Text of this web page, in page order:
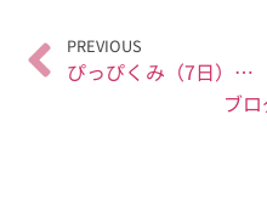
PREVIOUS
ぴっぴくみ（7日） 楽しいな～♪
ブ